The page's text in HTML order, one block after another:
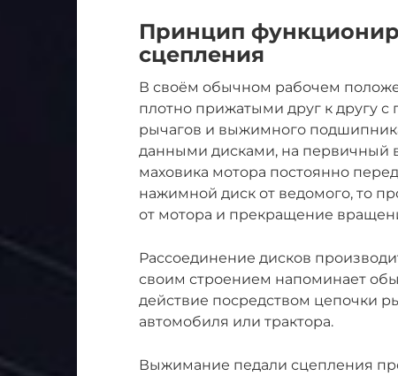
Принцип
сцепления
В своём обычном рабочем
плотно прижатыми друг к другу
рычагов и выжимного
данными дисками, на первичный
маховика мотора постоянно
нажимной диск от ведомого, то
от мотора и прекращение
Рассоединение дисков
своим строением напоминает
действие посредством цепочки
автомобиля или трактора.
Выжимание педали сцепления